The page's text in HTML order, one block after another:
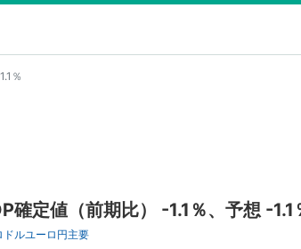
％
確定値（前期比） -1.1％、予想 -1.1
ドルユーロ円主要